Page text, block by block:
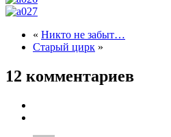
« Никто не забыт…
Старый цирк »
12 комментариев